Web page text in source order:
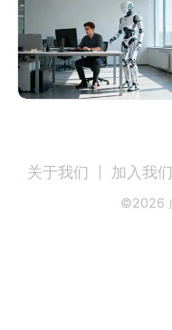
关于我们 加入我们
©2026